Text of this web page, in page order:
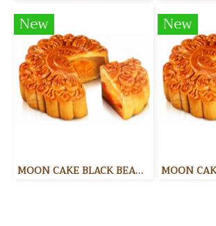
New
MOON CAKE BLACK BEAN+YOLK ขนมไหว้พระจันทร์ไส้ถั่วดำ + ไข่เค็ม
New